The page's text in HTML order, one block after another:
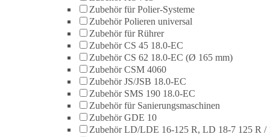
Zubehör für Polier-Systeme
Zubehör Polieren universal
Zubehör für Rührer
Zubehör CS 45 18.0-EC
Zubehör CS 62 18.0-EC (Ø 165 mm)
Zubehör CSM 4060
Zubehör JS/JSB 18.0-EC
Zubehör SMS 190 18.0-EC
Zubehör für Sanierungsmaschinen
Zubehör GDE 10
Zubehör LD/LDE 16-125 R, LD 18-7 125 R /